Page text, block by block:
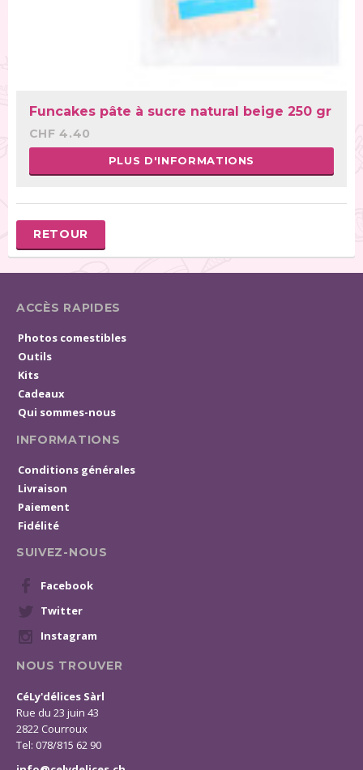
Funcakes pâte à sucre natural beige 250 gr
CHF 4.40
PLUS D'INFORMATIONS
RETOUR
ACCÈS RAPIDES
Photos comestibles
Outils
Kits
Cadeaux
Qui sommes-nous
INFORMATIONS
Conditions générales
Livraison
Paiement
Fidélité
SUIVEZ-NOUS
Facebook
Twitter
Instagram
NOUS TROUVER
CéLy'délices Sàrl
Rue du 23 juin 43
2822 Courroux
Tel: 078/815 62 90